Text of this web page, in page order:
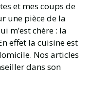
et mes coups de
une pièce de la
m’est chère : la
effet la cuisine est
Nos articles
dans son